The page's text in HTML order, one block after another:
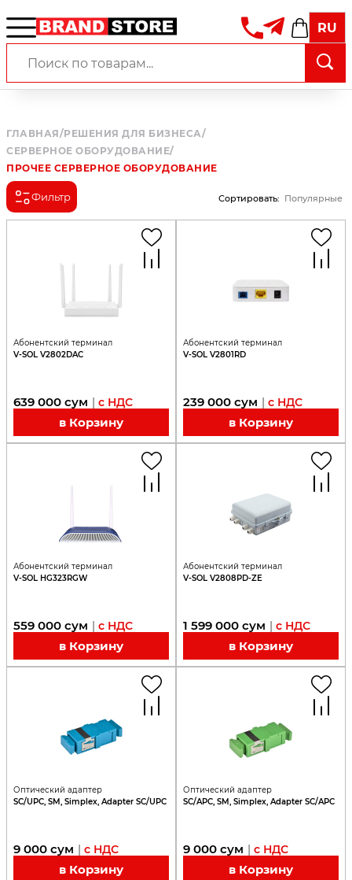
RU
ГЛАВНАЯ/РЕШЕНИЯ ДЛЯ БИЗНЕСА/
СЕРВЕРНОЕ ОБОРУДОВАНИЕ/
ПРОЧЕЕ СЕРВЕРНОЕ ОБОРУДОВАНИЕ
Фильтр Сортировать: Популярные
Абонентский терминал
V-SOL V2802DAC
639 000 сум | с НДС
в Корзину
Абонентский терминал
V-SOL V2801RD
239 000 сум | с НДС
в Корзину
Абонентский терминал
V-SOL HG323RGW
559 000 сум | с НДС
в Корзину
Абонентский терминал
V-SOL V2808PD-ZE
1 599 000 сум | с НДС
в Корзину
Оптический адаптер
SC/UPC, SM, Simplex, Adapter SC/UPC
9 000 сум | с НДС
в Корзину
Оптический адаптер
SC/APC, SM, Simplex, Adapter SC/APC
9 000 сум | с НДС
в Корзину